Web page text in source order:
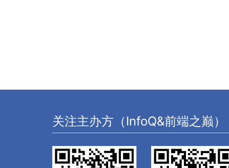
关注主办方（InfoQ&前端之巅）